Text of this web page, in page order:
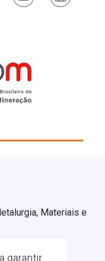
garantir
Materiais e